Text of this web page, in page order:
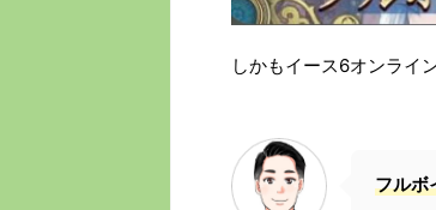
しかもイース6オンライ
フルボ